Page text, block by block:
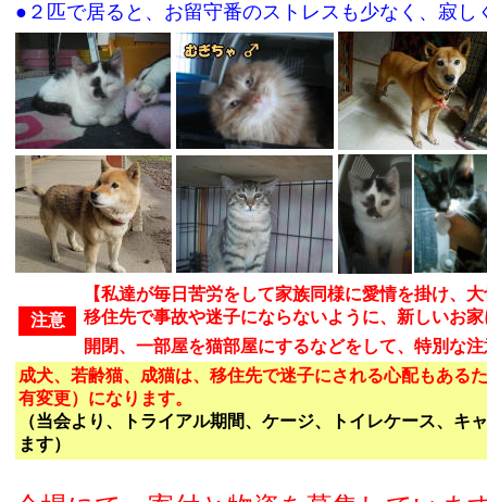
●２匹で居ると、お留守番のストレスも少なく、寂し
注意
【私達が毎日苦労をして家族同様に愛情を掛け、
移住先で事故や迷子にならないように、新しいお
開閉、一部屋を猫部屋にするなどをして、特別な
成犬、若齢猫、成猫は、移住先で迷子にされる心配もある
有変更）になります。
（当会より、トライアル期間、ケージ、トイレケース、キ
ます）